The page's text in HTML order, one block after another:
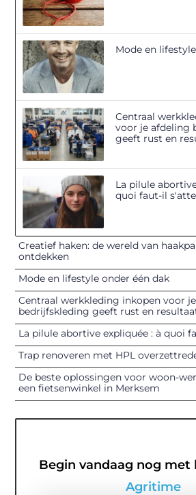
Mode en
Centraal
voor je afdeling
geeft rust en
La pilule
quoi faut-il
Creatief haken: de wereld van
ontdekken
Mode en lifestyle onder één dak
Centraal werkkleding inkopen voor
bedrijfskleding geeft rust en
La pilule abortive expliquée : à quoi
Trap renoveren met HPL
De beste oplossingen voor woon-
een fietsenwinkel in Merksem
Begin vandaag nog met
Agritime